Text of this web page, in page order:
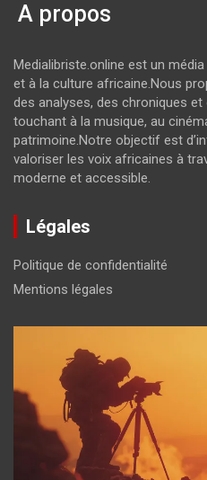
A propos
Medialibriste.online est un
et à la culture africaine.Nous
des analyses, des chroniques
touchant à la musique, au
patrimoine.Notre objectif est
valoriser les voix africaines à
moderne et accessible.
Légales
Politique de confidentialité
Mentions légales